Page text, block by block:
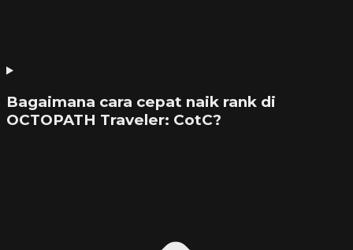
Bagaimana cara cepat naik rank di
OCTOPATH Traveler: CotC?